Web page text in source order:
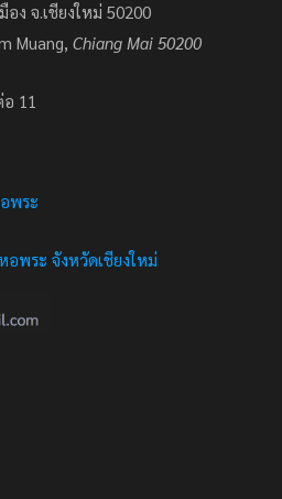
อง จ.เชียงใหม่ 50200
Muang, Chiang Mai 50200
11
พระ
อพระ จังหวัดเชียงใหม่